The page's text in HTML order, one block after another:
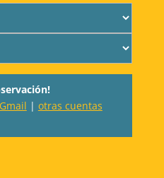
| otras cuentas